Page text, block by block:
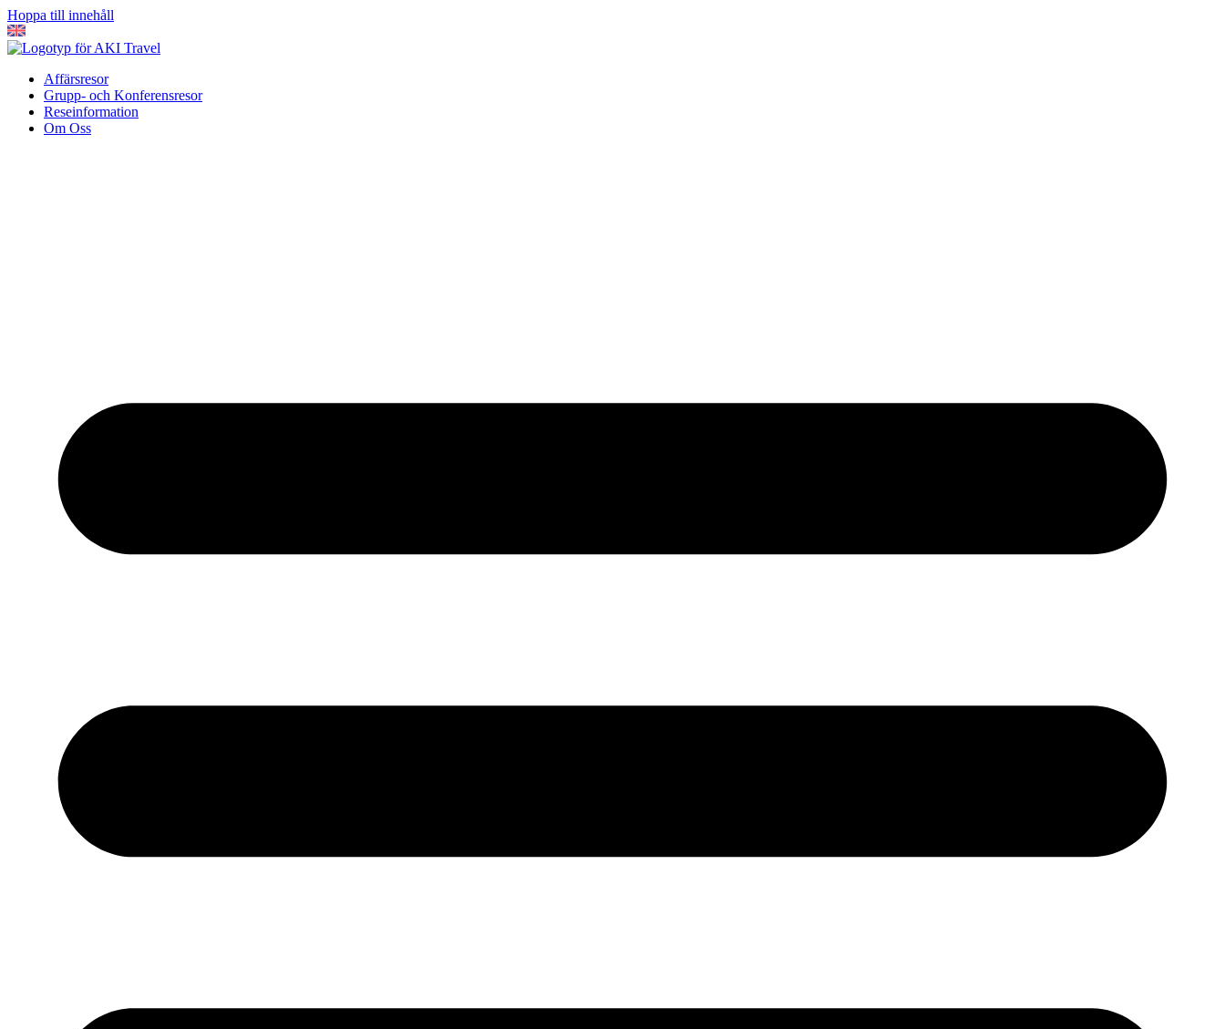
Hoppa till innehåll
Affärsresor
Grupp- och Konferensresor
Reseinformation
Om Oss